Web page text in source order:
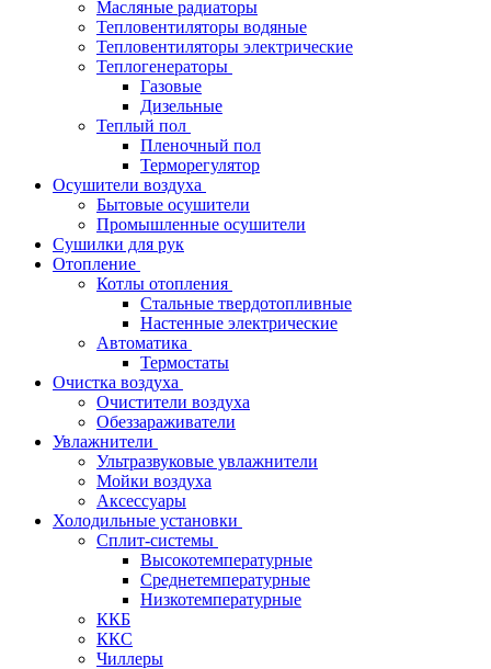
Масляные радиаторы
Тепловентиляторы водяные
Тепловентиляторы электрические
Теплогенераторы
Газовые
Дизельные
Теплый пол
Пленочный пол
Терморегулятор
Осушители воздуха
Бытовые осушители
Промышленные осушители
Сушилки для рук
Отопление
Котлы отопления
Стальные твердотопливные
Настенные электрические
Автоматика
Термостаты
Очистка воздуха
Очистители воздуха
Обеззараживатели
Увлажнители
Ультразвуковые увлажнители
Мойки воздуха
Аксессуары
Холодильные установки
Сплит-системы
Высокотемпературные
Среднетемпературные
Низкотемпературные
ККБ
ККС
Чиллеры